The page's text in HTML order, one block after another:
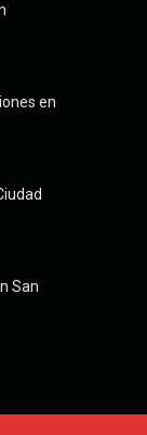
en
San